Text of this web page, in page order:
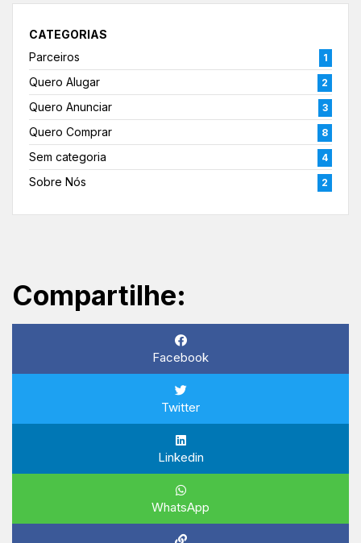
CATEGORIAS
Parceiros
1
Quero Alugar 2
Quero Anunciar 3
Quero Comprar 8
Sem categoria 4
Sobre Nós 2
Compartilhe:
Facebook
Twitter
Linkedin
WhatsApp